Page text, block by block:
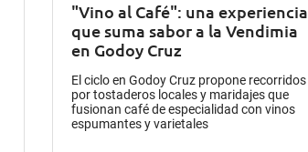
"Vino al Café": una experiencia
que suma sabor a la Vendimia
en Godoy Cruz
El ciclo en Godoy Cruz propone recorridos
por tostaderos locales y maridajes que
fusionan café de especialidad con vinos
espumantes y varietales